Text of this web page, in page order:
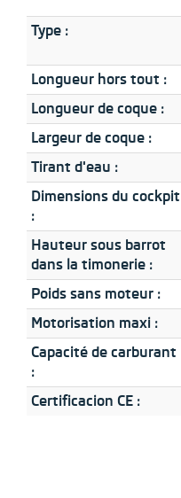
Type :
Longueur hors tout :
Longueur de coque :
Largeur de coque :
Tirant d'eau :
Dimensions du cockpit
:
Hauteur sous barrot
dans la timonerie :
Poids sans moteur :
Motorisation maxi :
Capacité de carburant
:
Certificacion CE :